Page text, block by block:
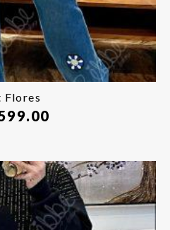
Flores